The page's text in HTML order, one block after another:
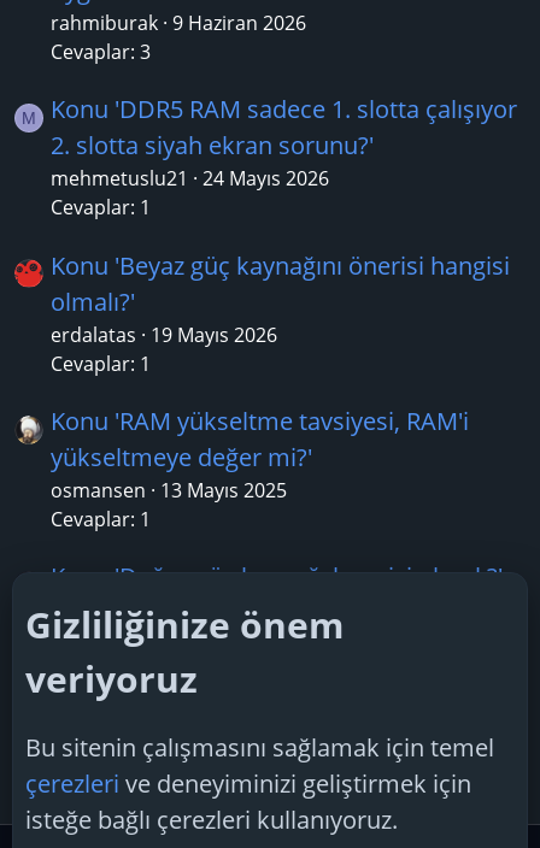
rahmiburak 9 Haziran 2026
Cevaplar: 3
M
Konu 'DDR5 RAM sadece 1. slotta çalışıyor
2. slotta siyah ekran sorunu?'
mehmetuslu21
24 Mayıs 2026
Cevaplar: 1
Konu 'Beyaz güç kaynağını önerisi hangisi
olmalı?'
erdalatas
19 Mayıs 2026
Cevaplar: 1
Konu 'RAM yükseltme tavsiyesi, RAM'i
yükseltmeye değer mi?'
osmansen
13 Mayıs 2025
Cevaplar: 1
Konu 'Doğru güç kaynağı hangisi olmalı?'
hepsiyen 26 Nisan 2025
Cevaplar: 1
Konu 'Güç Kaynaklarının Çalışma Prensibi
İle İlgili!'
10 Ocak 2025
Cevaplar: 1
Gizliliğinize önem
veriyoruz
Bu sitenin çalışmasını sağlamak için temel
çerezleri ve deneyiminizi geliştirmek için
isteğe bağlı çerezleri kullanıyoruz.